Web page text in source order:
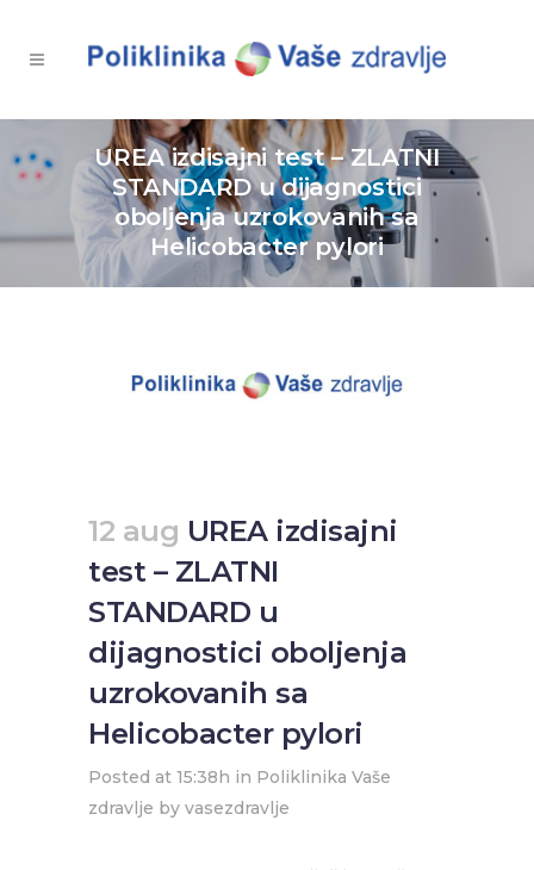
UREA izdisajni test – ZLATNI
STANDARD u dijagnostici
oboljenja uzrokovanih sa
Helicobacter pylori
12 aug UREA izdisajni
test – ZLATNI
STANDARD u
dijagnostici oboljenja
uzrokovanih sa
Helicobacter pylori
Posted at 15:38h in Poliklinika Vaše
zdravlje by vasezdravlje